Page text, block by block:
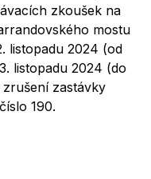
zkoušek na
mostu
listopadu 2024 (od
listopadu 2024 (do
zastávky
190.